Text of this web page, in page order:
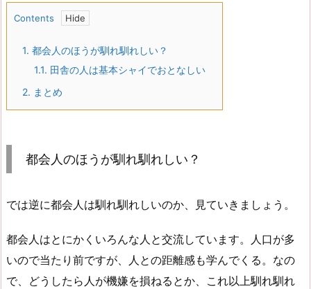
Contents
1. 都会人のほうが馴れ馴れしい？
1.1. 田舎の人は基本シャイでおとなしい
2. まとめ
都会人のほうが馴れ馴れしい？
では逆に都会人は馴れ馴れしいのか、見ていきましょう。
都会人はとにかくいろんな人と交流しています。人口が多
いので当たり前ですが、人との距離感も学んでくる。なの
で、どうしたら人が機嫌を損ねるとか、これ以上馴れ馴れ